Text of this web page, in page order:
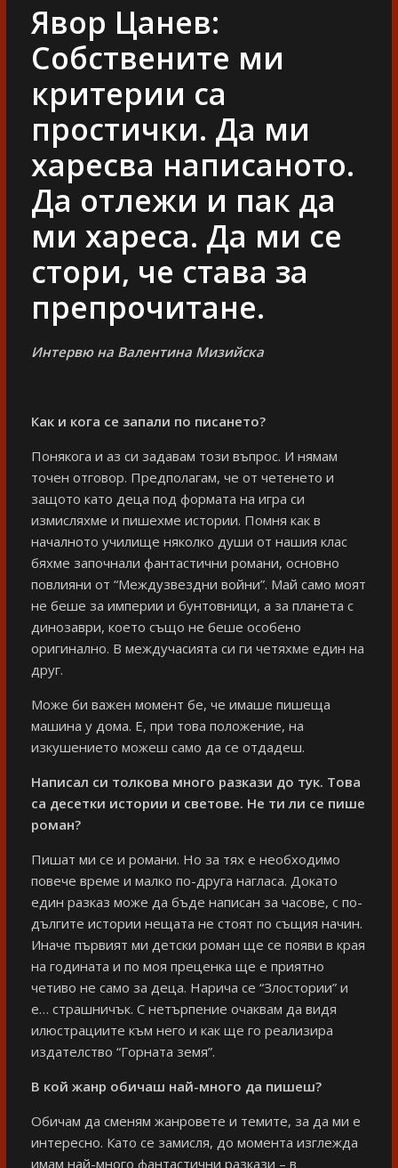
Явор Цанев:
Собствените ми
критерии са
простички. Да ми
харесва написаното.
Да отлежи и пак да
ми хареса. Да ми се
стори, че става за
препрочитане.
Интервю на Валентина Мизийска
Как и кога се запали по писането?
Понякога и аз си задавам този въпрос. И нямам
точен отговор. Предполагам, че от четенето и
защото като деца под формата на игра си
измисляхме и пишехме истории. Помня как в
началното училище няколко души от нашия клас
бяхме започнали фантастични романи, основно
повлияни от “Междузвездни войни”. Май само моят
не беше за империи и бунтовници, а за планета с
динозаври, което също не беше особено
оригинално. В междучасията си ги четяхме един на
друг.
Може би важен момент бе, че имаше пишеща
машина у дома. Е, при това положение, на
изкушението можеш само да се отдадеш.
Написал си толкова много разкази до тук. Това
са десетки истории и светове. Не ти ли се пише
роман?
Пишат ми се и романи. Но за тях е необходимо
повече време и малко по-друга нагласа. Докато
един разказ може да бъде написан за часове, с по-
дългите истории нещата не стоят по същия начин.
Иначе първият ми детски роман ще се появи в края
на годината и по моя преценка ще е приятно
четиво не само за деца. Нарича се “Злостории” и
е… страшничък. С нетърпение очаквам да видя
илюстрациите към него и как ще го реализира
издателство “Горната земя”.
В кой жанр обичаш най-много да пишеш?
Обичам да сменям жанровете и темите, за да ми е
интересно. Като се замисля, до момента изглежда
имам най-много фантастични разкази – в